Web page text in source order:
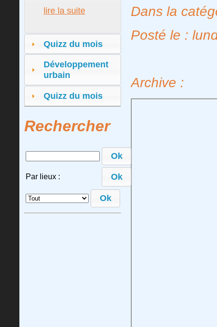
lire la suite
Quizz du mois
Développement
urbain
Quizz du mois
Rechercher
Par lieux : Ok
Dans la
Posté le :
Archive :